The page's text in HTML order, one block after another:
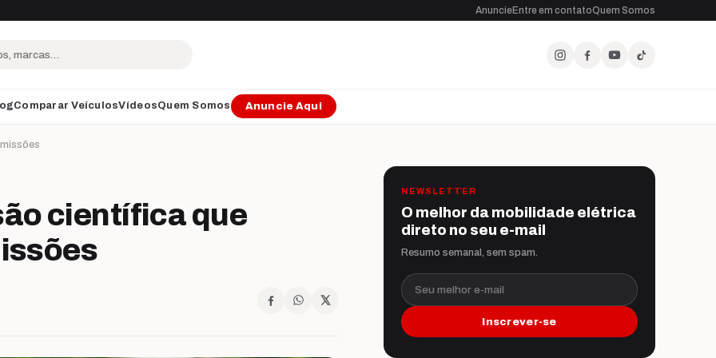
AnuncieEntre em contatoQuem Somos
Comparar VeículosVídeosQuem Somos Anuncie Aqui
científica que
NEWSLETTER
O melhor da mobilidade elétrica
direto no seu e-mail
Resumo semanal, sem spam.
Seu melhor e-mail
Inscrever-se